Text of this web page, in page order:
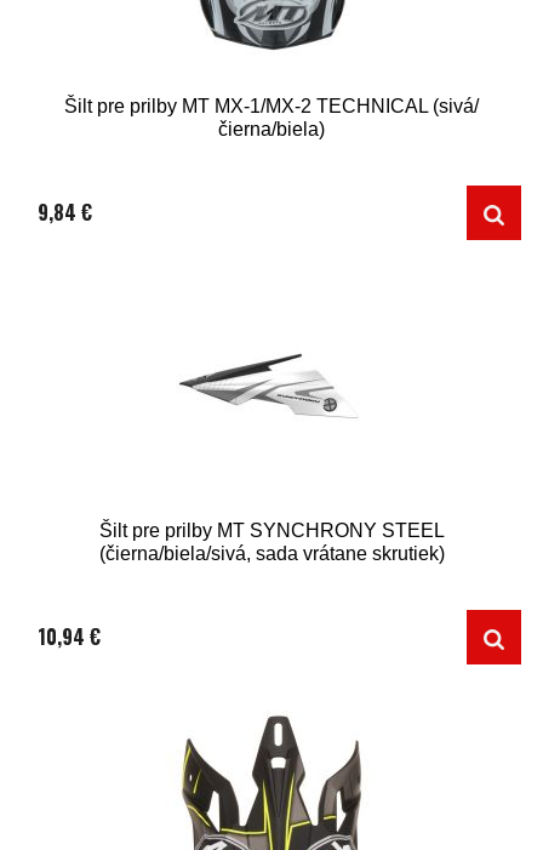
Šilt pre prilby MT MX-1/MX-2 TECHNICAL (sivá/
čierna/biela)
9,84 €
Šilt pre prilby MT SYNCHRONY STEEL
(čierna/biela/sivá, sada vrátane skrutiek)
10,94 €